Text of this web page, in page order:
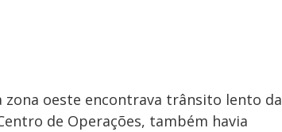
zona oeste encontrava trânsito lento da
de Operações, também havia